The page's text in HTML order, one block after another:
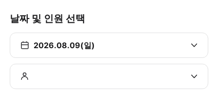
날짜 및 인원 선택
2026.08.09(일)